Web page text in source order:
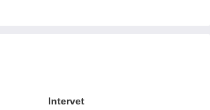
Intervet